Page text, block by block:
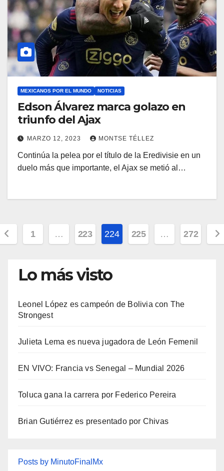
MEXICANOS POR EL MUNDO NOTICIAS
Edson Álvarez marca golazo en
triunfo del Ajax
MARZO 12, 2023 MONTSE TÉLLEZ
Continúa la pelea por el título de la Eredivisie en un
duelo más que importante, el Ajax se metió al…
1 … 223 224 225 … 272
Lo más visto
Leonel López es campeón de Bolivia con The
Strongest
Julieta Lema es nueva jugadora de León Femenil
EN VIVO: Francia vs Senegal – Mundial 2026
Toluca gana la carrera por Federico Pereira
Brian Gutiérrez es presentado por Chivas
Posts by MinutoFinalMx